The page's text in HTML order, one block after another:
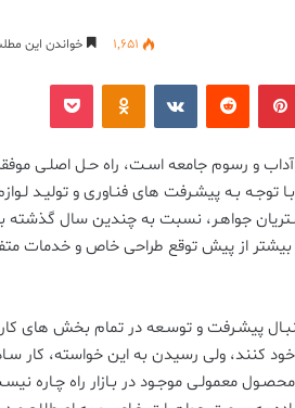
1,651 خواندن این مطلب 4 دقیقه زمان
‫پین‌ترست‫رددیت ‫VKontakte
‫Odnoklassniki
پاکت
و رسوم جامعه اسـت، راه حـل اصلـی
توجـه بـه پیشـرفت های فنـاوری و تولیـد
جواهـر، نسبت به چندین سال گذشته
بیشتر از پیش توقع طراحی خاص و خدمات
پیشـرفت و توسـعه در تمام بخش های
کنند، ولی رسیدن به این خواسته، کار
معمولـی موجـود در بـازار راه چـاره